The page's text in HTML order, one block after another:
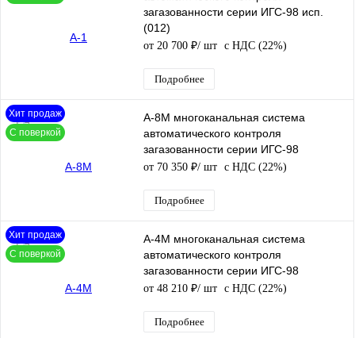
загазованности серии ИГС-98 исп.
(012)
от 20 700 ₽/ шт с НДС (22%)
Подробнее
Хит продаж
С поверкой
А-8М многоканальная система
автоматического контроля
загазованности серии ИГС-98
от 70 350 ₽/ шт с НДС (22%)
Подробнее
Хит продаж
С поверкой
А-4М многоканальная система
автоматического контроля
загазованности серии ИГС-98
от 48 210 ₽/ шт с НДС (22%)
Подробнее